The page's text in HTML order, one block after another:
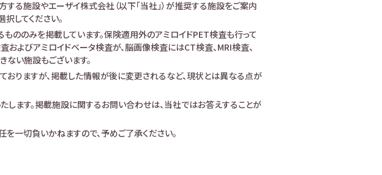
る施設やエーザイ株式会社（以下「当社」）が推奨する施設をご案内
してください。
のみを掲載しています。保険適用外のアミロイドPET検査も行って
よびアミロイドベータ検査が、脳画像検査にはCT検査、MRI検査、
い施設もございます。
りますが、掲載した情報が後に変更されるなど、現状とは異なる点が
ます。掲載施設に関するお問い合わせは、当社ではお答えすることが
一切負いかねますので、予めご了承ください。